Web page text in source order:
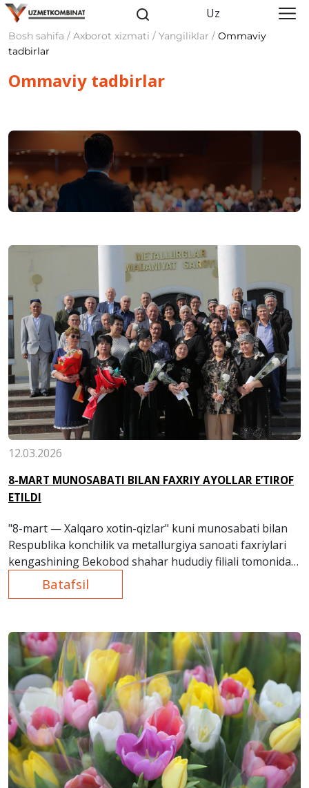
Uz
Bosh sahifa / Axborot xizmati / Yangiliklar / Ommaviy
tadbirlar
Ommaviy tadbirlar
12.03.2026
8-MART MUNOSABATI BILAN FAXRIY AYOLLAR E’TIROF
ETILDI
"8-mart — Xalqaro xotin-qizlar" kuni munosabati bilan
Respublika konchilik va metallurgiya sanoati faxriylari
kengashining Bekobod shahar hududiy filiali tomonidan
bayram tadbiri tashkil etildi.
Batafsil